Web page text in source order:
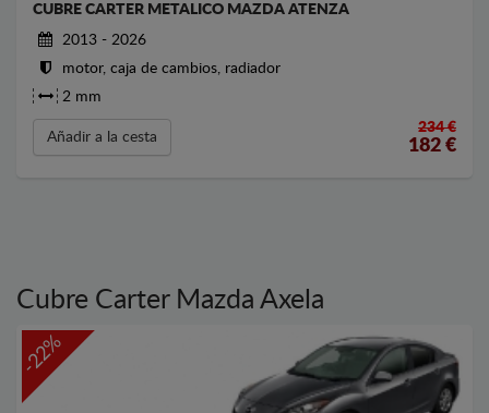
CUBRE CARTER METALICO MAZDA ATENZA
2013 - 2026
motor, caja de cambios, radiador
2 mm
Añadir a la cesta
234 €
182 €
Cubre Carter Mazda Axela
-22%